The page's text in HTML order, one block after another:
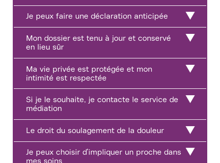
Je peux faire une déclaration anticipée
Mon dossier est tenu à jour et conservé
en lieu sûr
Ma vie privée est protégée et mon
intimité est respectée
Si je le souhaite, je contacte le service de
médiation
Le droit du soulagement de la douleur
Je peux choisir d'impliquer un proche dans